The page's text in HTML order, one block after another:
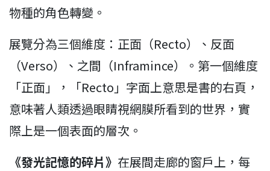
物種的角色轉變。
展覽分為三個維度：正面（Recto）、反面
（Verso）、之間（Inframince）。第一個維度
「正面」，「Recto」字面上意思是書的右頁，
意味著人類透過眼睛視網膜所看到的世界，實
際上是一個表面的層次。
《發光記憶的碎片》 在展間走廊的窗戶上，每